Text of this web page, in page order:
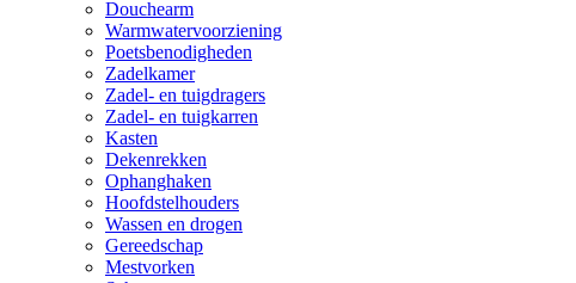
Douchearm
Warmwatervoorziening
Poetsbenodigheden
Zadelkamer
Zadel- en tuigdragers
Zadel- en tuigkarren
Kasten
Dekenrekken
Ophanghaken
Hoofdstelhouders
Wassen en drogen
Gereedschap
Mestvorken